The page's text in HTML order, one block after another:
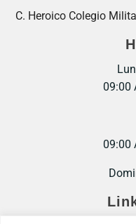
C. Heroico Colegio
09:00
09:00